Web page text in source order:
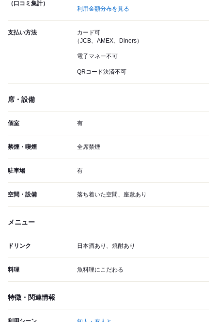
（口コミ集計）
利用金額分布を見る
支払い方法
カード可
（JCB、AMEX、Diners）
電子マネー不可
QRコード決済不可
席・設備
個室 有
禁煙・喫煙 全席禁煙
駐車場 有
空間・設備 落ち着いた空間、座敷あり
メニュー
ドリンク 日本酒あり、焼酎あり
料理 魚料理にこだわる
特徴・関連情報